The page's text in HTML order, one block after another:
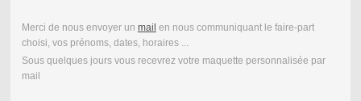
Merci de nous envoyer un mail en nous communiquant le faire-part
choisi, vos prénoms, dates, horaires ...
Sous quelques jours vous recevrez votre maquette personnalisée par
mail